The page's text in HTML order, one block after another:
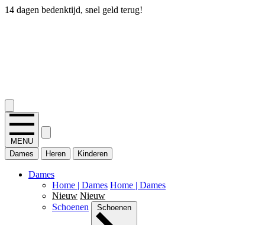
14 dagen bedenktijd, snel geld terug!
MENU
Dames
Heren Kinderen
Dames
Home | Dames Home | Dames
Nieuw Nieuw
Schoenen
Schoenen